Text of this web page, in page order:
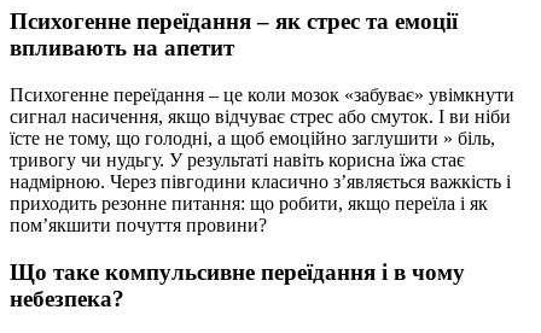
Психогенне переїдання – як стрес та емоції
впливають на апетит
Психогенне переїдання – це коли мозок «забуває» увімкнути
сигнал насичення, якщо відчуває стрес або смуток. І ви ніби
їсте не тому, що голодні, а щоб емоційно заглушити » біль,
тривогу чи нудьгу. У результаті навіть корисна їжа стає
надмірною. Через півгодини класично з’являється важкість і
приходить резонне питання: що робити, якщо переїла і як
пом’якшити почуття провини?
Що таке компульсивне переїдання і в чому
небезпека?